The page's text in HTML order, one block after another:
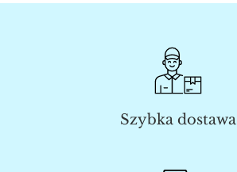
Szybka dostawa